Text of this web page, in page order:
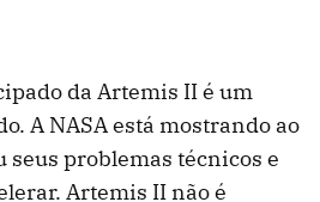
da Artemis II é um
A NASA está mostrando ao
seus problemas técnicos e
Artemis II não é